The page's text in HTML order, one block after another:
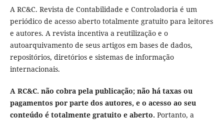
A RC&C. Revista de Contabilidade e Controladoria é um
periódico de acesso aberto totalmente gratuito para leitores
e autores. A revista incentiva a reutilização e o
autoarquivamento de seus artigos em bases de dados,
repositórios, diretórios e sistemas de informação
internacionais.
A RC&C. não cobra pela publicação; não há taxas ou
pagamentos por parte dos autores, e o acesso ao seu
conteúdo é totalmente gratuito e aberto. Portanto, a